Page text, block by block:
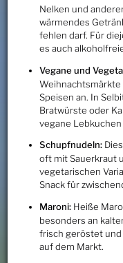
Nelken und
wärmendes
fehlen darf. Für
es auch
Vegane und
Speisen an. In
Bratwürste oder
vegane
Schupfnudeln:
oft mit Sauerkraut
vegetarischen
Snack für
Maroni:Heiße
besonders an
frisch geröstet
auf dem Markt.